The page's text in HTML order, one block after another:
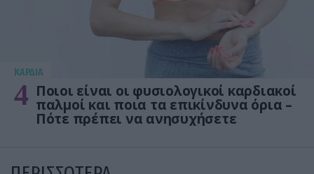
KΑΡΔΙΑ
4 Ποιοι είναι οι φυσιολογικοί καρδιακοί
παλμοί και ποια τα επικίνδυνα όρια –
Πότε πρέπει να ανησυχήσετε